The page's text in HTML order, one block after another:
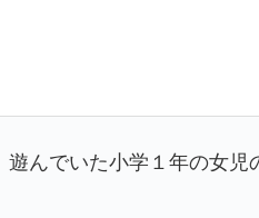
んでいた小学１年の女